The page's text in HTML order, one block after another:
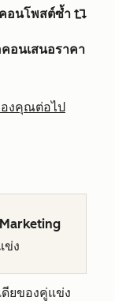
อนโพสต์ซ้ำ socialRetweet
อนเสนอราคา
งคุณต่อไป
Marketing
ข่ง
ดียของคู่แข่ง